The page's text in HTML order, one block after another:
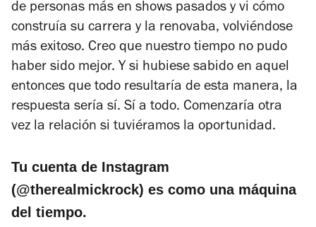
de personas más en shows pasados y vi cómo
construía su carrera y la renovaba, volviéndose
más exitoso. Creo que nuestro tiempo no pudo
haber sido mejor. Y si hubiese sabido en aquel
entonces que todo resultaría de esta manera, la
respuesta sería sí. Sí a todo. Comenzaría otra
vez la relación si tuviéramos la oportunidad.
Tu cuenta de Instagram
(@therealmickrock) es como una máquina
del tiempo.